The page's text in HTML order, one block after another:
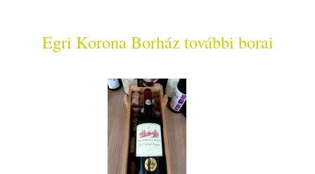
Egri Korona Borház további borai